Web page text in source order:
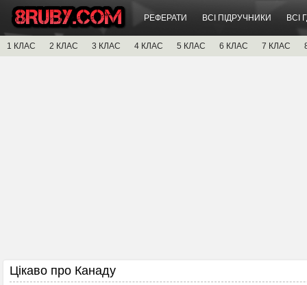
РЕФЕРАТИ ВСІ ПІДРУЧНИКИ ВСІ
1 КЛАС 2 КЛАС 3 КЛАС 4 КЛАС 5 КЛАС 6 КЛАС 7 КЛАС
Цікаво про Канаду